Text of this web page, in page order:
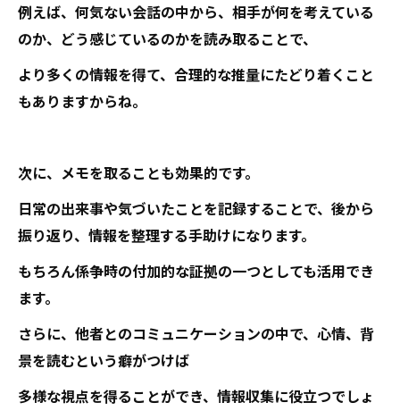
例えば、何気ない会話の中から、相手が何を考えている
のか、どう感じているのかを読み取ることで、
より多くの情報を得て、合理的な推量にたどり着くこと
もありますからね。
次に、メモを取ることも効果的です。
日常の出来事や気づいたことを記録することで、後から
振り返り、情報を整理する手助けになります。
もちろん係争時の付加的な証拠の一つとしても活用でき
ます。
さらに、他者とのコミュニケーションの中で、心情、背
景を読むという癖がつけば
多様な視点を得ることができ、情報収集に役立つでしょ